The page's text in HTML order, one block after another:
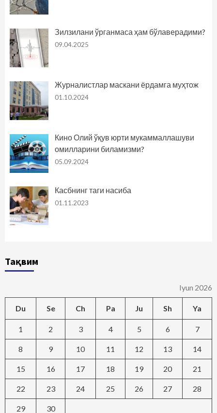
Зилзилани ўрганмаса ҳам бўлаверадими?
09.04.2025
Журналистлар маскани ёрдамга муҳтож
01.10.2024
Кино Олий ўқув юрти мукаммаллашуви
омилларини биламизми?
05.09.2024
Касбнинг таги насиба
01.11.2023
Тақвим
Iyun 2026
Du Se Ch Pa Ju Sh Ya
1 2 3 4 5 6 7
8 9 10 11 12 13 14
15 16 17 18 19 20 21
22 23 24 25 26 27 28
29 30